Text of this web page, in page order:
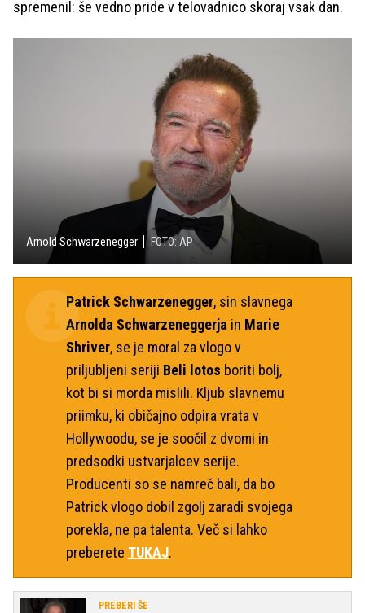
spremenil: še vedno pride v telovadnico skoraj vsak dan.
Arnold Schwarzenegger FOTO: AP
Patrick Schwarzenegger, sin slavnega
Arnolda Schwarzeneggerja in Marie
Shriver, se je moral za vlogo v
priljubljeni seriji Beli lotos boriti bolj,
kot bi si morda mislili. Kljub slavnemu
priimku, ki običajno odpira vrata v
Hollywoodu, se je soočil z dvomi in
predsodki ustvarjalcev serije.
Producenti so se namreč bali, da bo
Patrick vlogo dobil zgolj zaradi svojega
porekla, ne pa talenta. Več si lahko
preberete TUKAJ.
PREBERI ŠE